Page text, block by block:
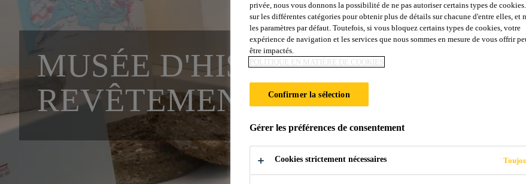
MUSÉE D'HISTOIRE DE
REVÊTEMENTS DE SOLS
privée, nous vous donnons la possibilité de ne pas autoriser certains types de
sur les différentes catégories pour obtenir plus de détails sur chacune d'entre elles, et
les paramètres par défaut. Toutefois, si vous bloquez certains types de cookies, votre
expérience de navigation et les services que nous sommes en mesure de vous offrir
être impactés.
POLITIQUE EN MATIÈRE DE COOKIES
Confirmer la sélection
Gérer les préférences de consentement
Cookies strictement nécessaires